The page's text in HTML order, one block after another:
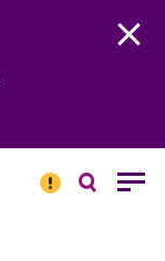
消息